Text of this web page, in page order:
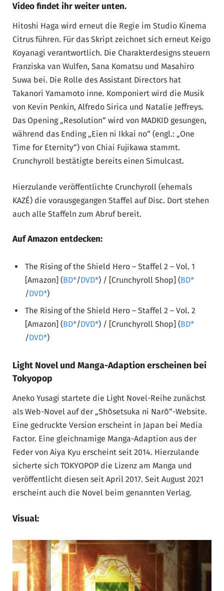
Video findet ihr weiter unten.
Hitoshi Haga wird erneut die Regie im Studio Kinema
Citrus führen. Für das Skript zeichnet sich erneut Keigo
Koyanagi verantwortlich. Die Charakterdesigns steuern
Franziska van Wulfen, Sana Komatsu und Masahiro
Suwa bei. Die Rolle des Assistant Directors hat
Takanori Yamamoto inne. Komponiert wird die Musik
von Kevin Penkin, Alfredo Sirica und Natalie Jeffreys.
Das Opening „Resolution“ wird von MADKID gesungen,
während das Ending „Eien ni Ikkai no“ (engl.: „One
Time for Eternity“) von Chiai Fujikawa stammt.
Crunchyroll bestätigte bereits einen Simulcast.
Hierzulande veröffentlichte Crunchyroll (ehemals
KAZÉ) die vorausgegangen Staffel auf Disc. Dort stehen
auch alle Staffeln zum Abruf bereit.
Auf Amazon entdecken:
The Rising of the Shield Hero – Staffel 2 – Vol. 1
[Amazon] (BD /DVD ) / [Crunchyroll Shop] (BD
/DVD )
The Rising of the Shield Hero – Staffel 2 – Vol. 2
[Amazon] (BD /DVD ) / [Crunchyroll Shop] (BD
/DVD )
Light Novel und Manga-Adaption erscheinen bei
Tokyopop
Aneko Yusagi startete die Light Novel-Reihe zunächst
als Web-Novel auf der „Shōsetsuka ni Narō“-Website.
Eine gedruckte Version erscheint in Japan bei Media
Factor. Eine gleichnamige Manga-Adaption aus der
Feder von Aiya Kyu erscheint seit 2014. Hierzulande
sicherte sich TOKYOPOP die Lizenz am Manga und
veröffentlicht diesen seit April 2017. Seit August 2021
erscheint auch die Novel beim genannten Verlag.
Visual: